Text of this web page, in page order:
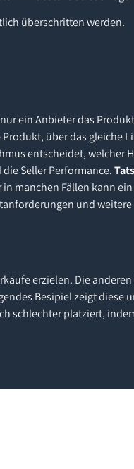
überschritten werden.
ein Anbieter das
über das gleiche
entscheidet, welcher
Seller Performance.
manchen Fällen kann
und
erzielen. Die
Besipiel zeigt diese
schlechter platziert,